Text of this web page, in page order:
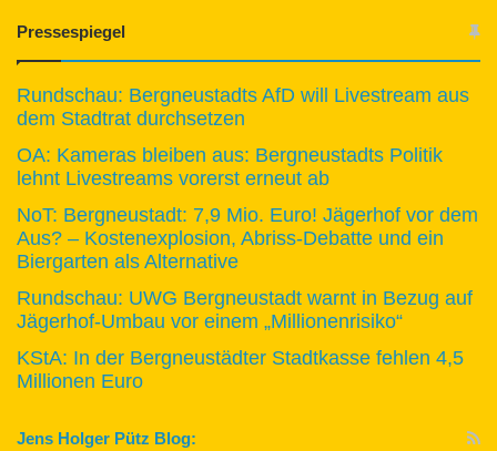
Pressespiegel
Rundschau: Bergneustadts AfD will Livestream aus
dem Stadtrat durchsetzen
OA: Kameras bleiben aus: Bergneustadts Politik
lehnt Livestreams vorerst erneut ab
NoT: Bergneustadt: 7,9 Mio. Euro! Jägerhof vor dem
Aus? – Kostenexplosion, Abriss-Debatte und ein
Biergarten als Alternative
Rundschau: UWG Bergneustadt warnt in Bezug auf
Jägerhof-Umbau vor einem „Millionenrisiko“
KStA: In der Bergneustädter Stadtkasse fehlen 4,5
Millionen Euro
Jens Holger Pütz Blog: